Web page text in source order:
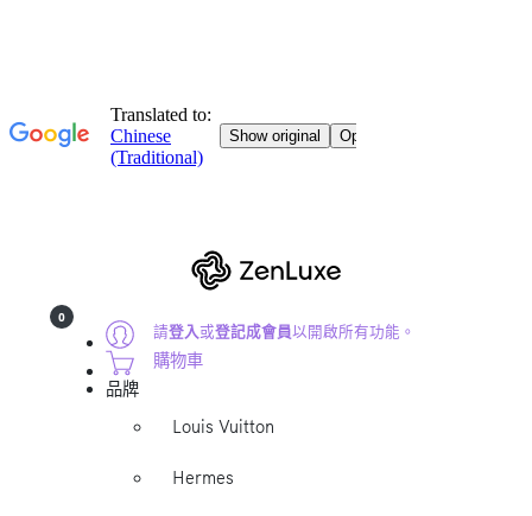
請登入或登記成會員以開啟所有功能。
0
購物車
品牌
Louis Vuitton
Hermes